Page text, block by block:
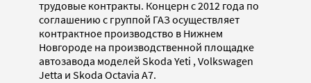
трудовые контракты. Концерн с 2012 года по
соглашению с группой ГАЗ осуществляет
контрактное производство в Нижнем
Новгороде на производственной площадке
автозавода моделей Skoda Yeti , Volkswagen
Jetta и Skoda Octavia A7.